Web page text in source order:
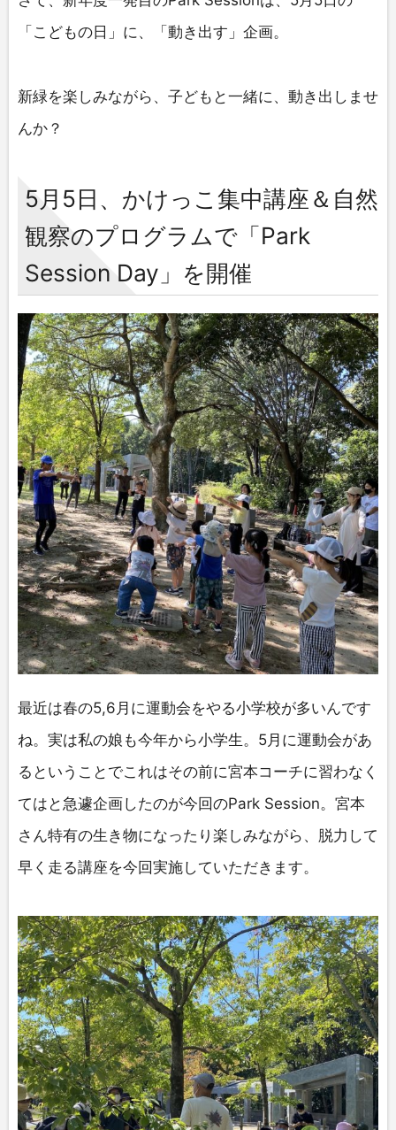
「こどもの日」に、「動き出す」企画。
新緑を楽しみながら、子どもと一緒に、動き出しませ
んか？
5月5日、かけっこ集中講座＆自然
観察のプログラムで「Park
Session Day」を開催
最近は春の5,6月に運動会をやる小学校が多いんです
ね。実は私の娘も今年から小学生。5月に運動会があ
るということでこれはその前に宮本コーチに習わなく
てはと急遽企画したのが今回のPark Session。宮本
さん特有の生き物になったり楽しみながら、脱力して
早く走る講座を今回実施していただきます。